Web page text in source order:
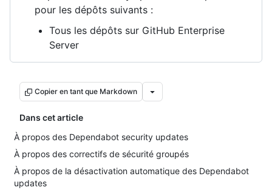
pour les dépôts suivants :
Tous les dépôts sur GitHub Enterprise
Server
Copier en tant que Markdown
Dans cet article
À propos des Dependabot security updates
À propos des correctifs de sécurité groupés
À propos de la désactivation automatique des Dependabot
updates